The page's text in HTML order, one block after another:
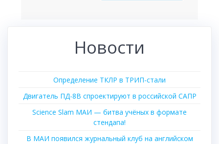
Новости
Определение ТКЛР в ТРИП-стали
Двигатель ПД-8В спроектируют в российской САПР
Science Slam МАИ — битва учёных в формате
стендапа!
В МАИ появился журнальный клуб на английском